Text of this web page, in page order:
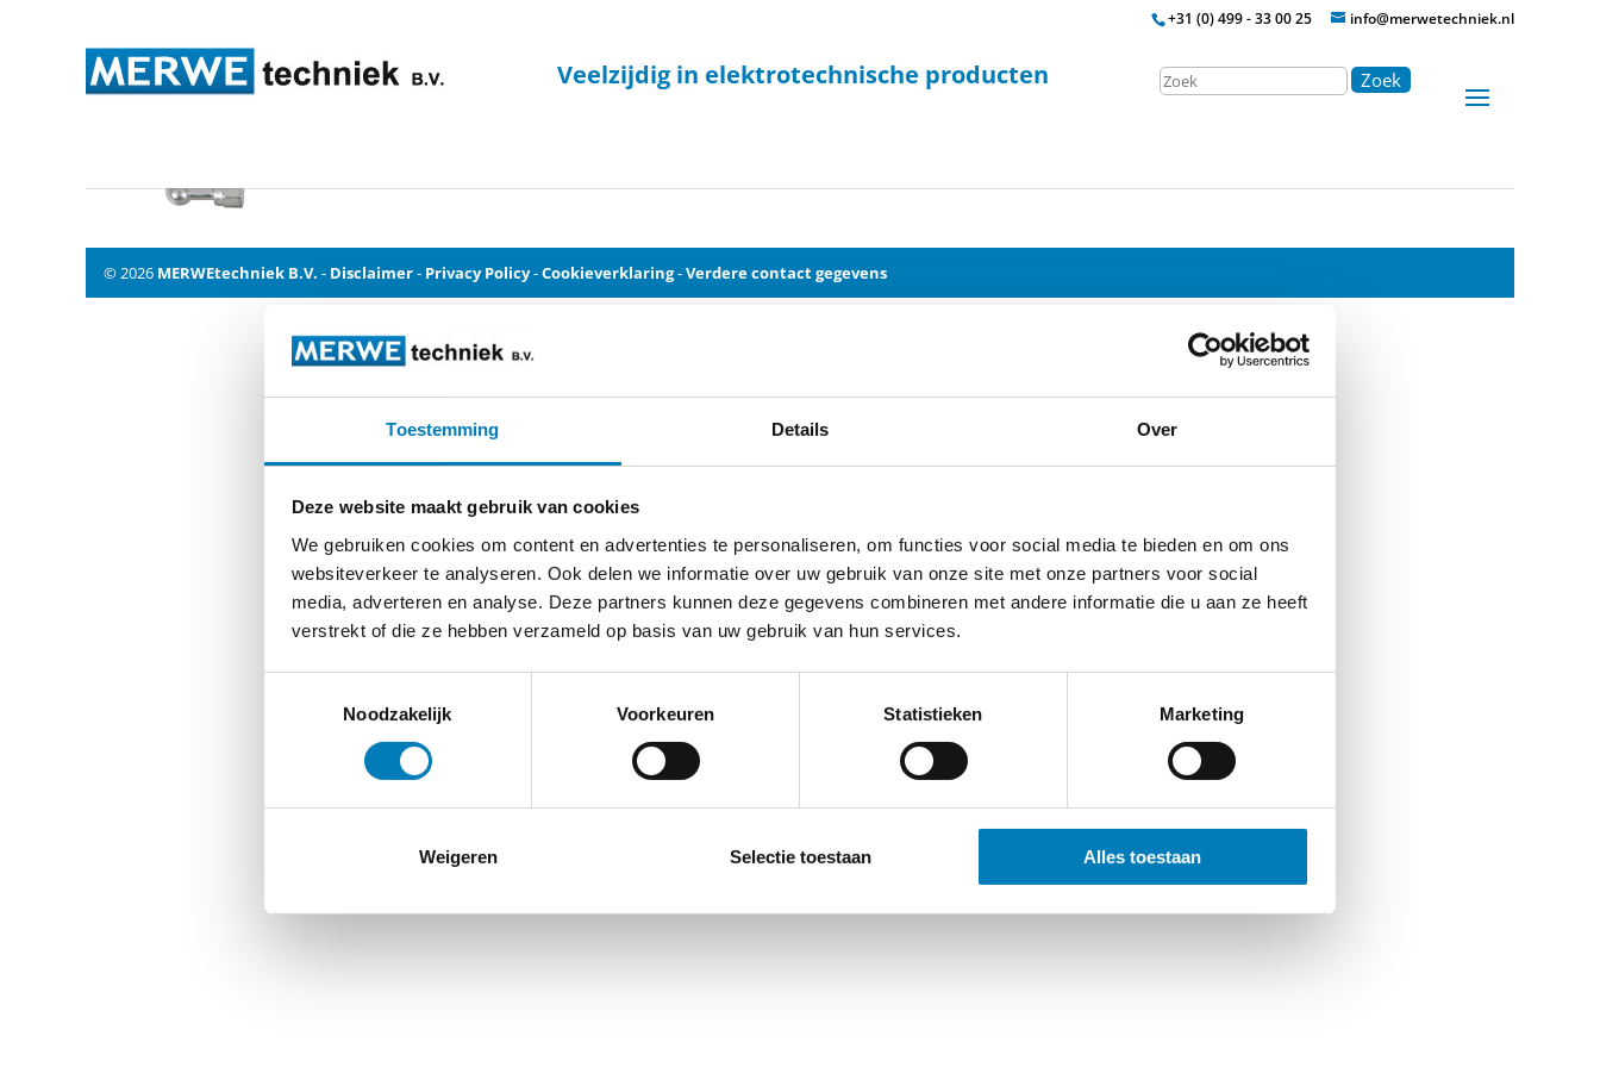
Toestemming Details Over
Deze website maakt gebruik van cookies
We gebruiken cookies om content en advertenties te personaliseren, om functies voor social media te bieden en om ons
websiteverkeer te analyseren. Ook delen we informatie over uw gebruik van onze site met onze partners voor social
media, adverteren en analyse. Deze partners kunnen deze gegevens combineren met andere informatie die u aan ze heeft
verstrekt of die ze hebben verzameld op basis van uw gebruik van hun services.
Noodzakelijk
Voorkeuren Statistieken Marketing
Weigeren Selectie toestaan Alles toestaan
+31 (0) 499 - 33 00 25 info@merwetechniek.nl
Veelzijdig in elektrotechnische producten Zoek
© 2026 MERWEtechniek B.V. - Disclaimer- Privacy Policy-Cookieverklaring-Verdere contact gegevens